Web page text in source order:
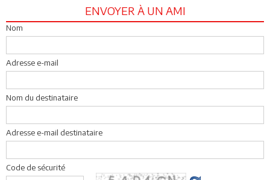
ENVOYER À UN AMI
Nom
Adresse e-mail
Nom du destinataire
Adresse e-mail destinataire
Code de sécurité